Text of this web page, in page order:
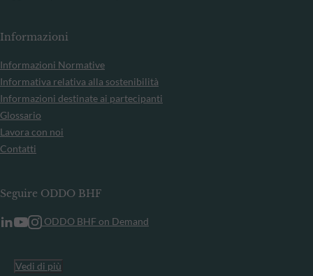
Informazioni
Informazioni Normative
Informativa relativa alla sostenibilità
Informazioni destinate ai partecipanti
Glossario
Lavora con noi
Contatti
Seguire ODDO BHF
ODDO BHF on Demand
Vedi di più